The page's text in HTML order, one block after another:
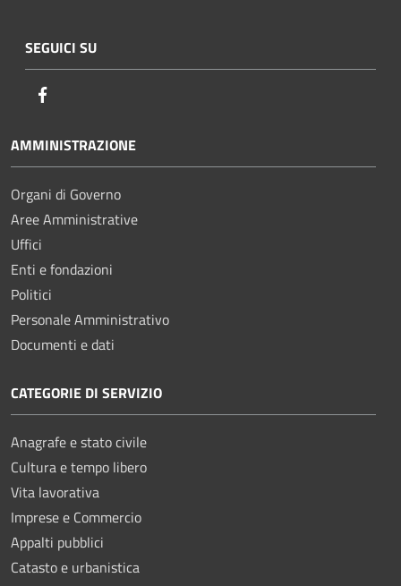
SEGUICI SU
AMMINISTRAZIONE
Organi di Governo
Aree Amministrative
Uffici
Enti e fondazioni
Politici
Personale Amministrativo
Documenti e dati
CATEGORIE DI SERVIZIO
Anagrafe e stato civile
Cultura e tempo libero
Vita lavorativa
Imprese e Commercio
Appalti pubblici
Catasto e urbanistica